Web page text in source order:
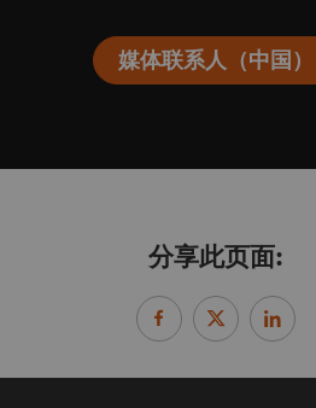
媒体联系人（中国）
分享此页面: